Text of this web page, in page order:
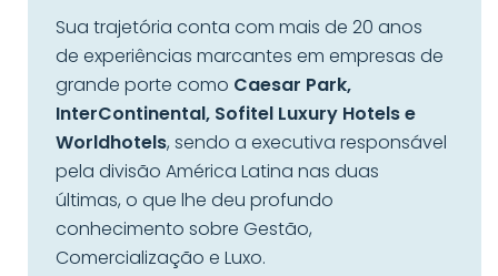
Sua trajetória conta com mais de 20 anos
de experiências marcantes em empresas de
grande porte como Caesar Park,
InterContinental, Sofitel Luxury Hotels e
Worldhotels, sendo a executiva responsável
pela divisão América Latina nas duas
últimas, o que lhe deu profundo
conhecimento sobre Gestão,
Comercialização e Luxo.